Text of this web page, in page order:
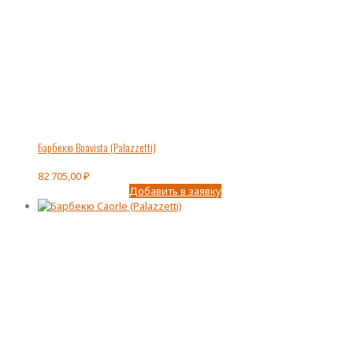
Барбекю Boavista (Palazzetti)
82 705,00₽
Добавить в заявку